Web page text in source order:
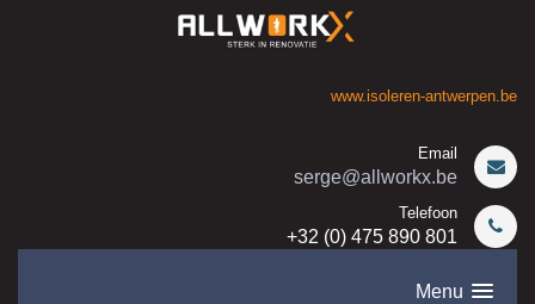
www.isoleren-antwerpen.be
Email
serge@allworkx.be
Telefoon
+32 (0) 475 890 801
Menu